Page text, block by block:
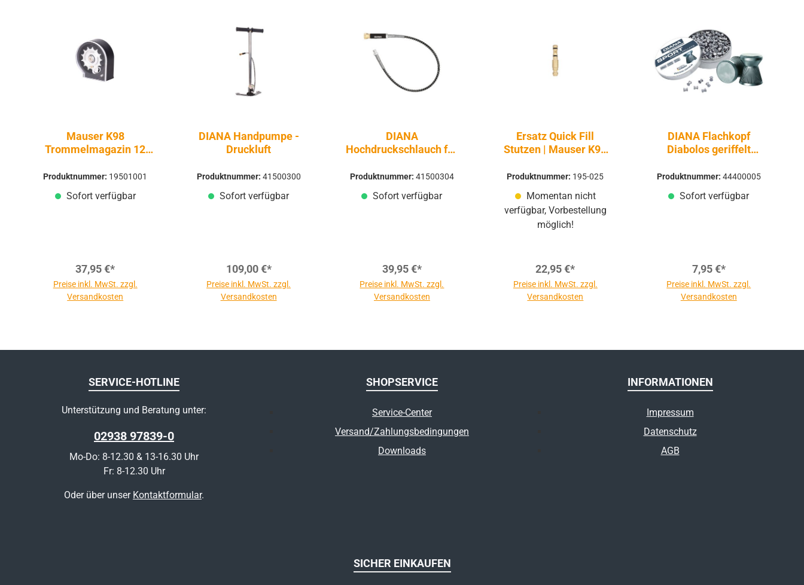
Mauser K98
Trommelmagazin 12
Druckluft Pressluft |
Produktnummer: 19501001
Sofort verfügbar
37,95 €*
Preise inkl. MwSt. zzgl.
Versandkosten
DIANA Handpumpe -
Druckluft
Produktnummer: 41500300
Sofort verfügbar
109,00 €*
Preise inkl. MwSt. zzgl.
Versandkosten
DIANA
Hochdruckschlauch für
Produktnummer: 41500304
Sofort verfügbar
39,95 €*
Preise inkl. MwSt. zzgl.
Versandkosten
Ersatz Quick Fill
Stutzen | Mauser K98
Produktnummer: 195-025
Momentan nicht
verfügbar, Vorbestellung
möglich!
22,95 €*
Preise inkl. MwSt. zzgl.
Versandkosten
DIANA Flachkopf
Diabolos geriffelt
Produktnummer: 44400005
Sofort verfügbar
7,95 €*
Preise inkl. MwSt. zzgl.
Versandkosten
SERVICE-HOTLINE
Unterstützung und Beratung unter:
02938 97839-0
Mo-Do: 8-12.30 & 13-16.30 Uhr
Fr: 8-12.30 Uhr
Oder über unser Kontaktformular.
SHOPSERVICE
Service-Center
Versand/Zahlungsbedingungen
Downloads
INFORMATIONEN
Impressum
Datenschutz
AGB
SICHER EINKAUFEN